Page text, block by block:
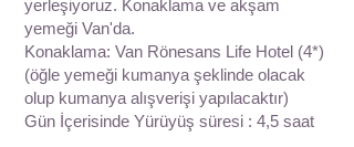
yerleşiyoruz. Konaklama ve akşam
yemeği Van'da.
Konaklama: Van Rönesans Life Hotel (4*)
(öğle yemeği kumanya şeklinde olacak
olup kumanya alışverişi yapılacaktır)
Gün İçerisinde Yürüyüş süresi : 4,5 saat